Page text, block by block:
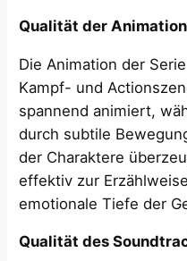
Qualität der
Die Animation der
Kampf- und
spannend animiert,
durch subtile
der Charaktere
effektiv zur
emotionale Tiefe der
Qualität des